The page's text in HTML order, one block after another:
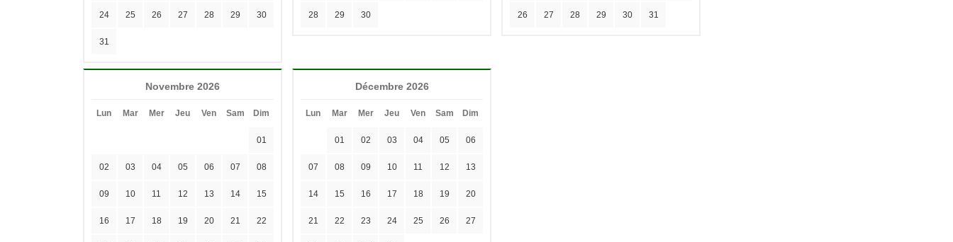
24 25 26 27 28 29 30
31
28 29 30 26 27 28 29 30 31
Novembre 2026
Lun Mar Mer Jeu Ven Sam Dim
01
02 03 04 05 06 07 08
09 10 11 12 13 14 15
16 17 18 19 20 21 22
Décembre 2026
Lun Mar Mer Jeu Ven Sam Dim
01 02 03 04 05 06
07 08 09 10 11 12 13
14 15 16 17 18 19 20
21 22 23 24 25 26 27